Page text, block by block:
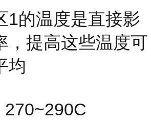
1的温度是直接影
，提高这些温度可
均